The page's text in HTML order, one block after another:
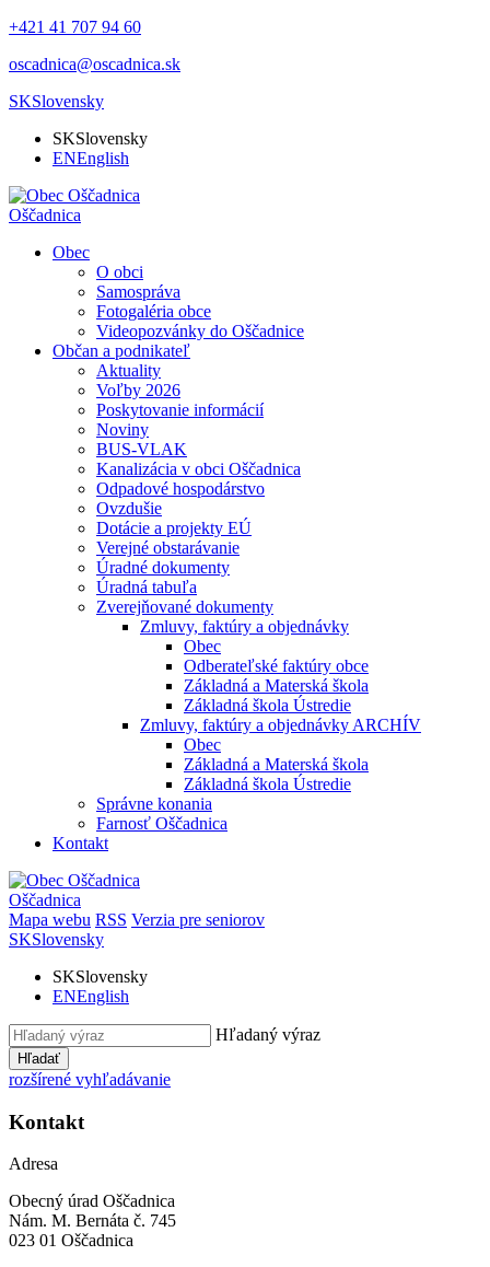
+421 41 707 94 60
oscadnica@oscadnica.sk
SKSlovensky
SKSlovensky
ENEnglish
Oščadnica
Obec
O obci
Samospráva
Fotogaléria obce
Videopozvánky do Oščadnice
Občan a podnikateľ
Aktuality
Voľby 2026
Poskytovanie informácií
Noviny
BUS-VLAK
Kanalizácia v obci Oščadnica
Odpadové hospodárstvo
Ovzdušie
Dotácie a projekty EÚ
Verejné obstarávanie
Úradné dokumenty
Úradná tabuľa
Zverejňované dokumenty
Zmluvy, faktúry a objednávky
Obec
Odberateľské faktúry obce
Základná a Materská škola
Základná škola Ústredie
Zmluvy, faktúry a objednávky ARCHÍV
Obec
Základná a Materská škola
Základná škola Ústredie
Správne konania
Farnosť Oščadnica
Kontakt
Oščadnica
Mapa webu RSS Verzia pre seniorov
SKSlovensky
SKSlovensky
ENEnglish
Hľadaný výraz
Hľadať
rozšírené vyhľadávanie
Kontakt
Adresa
Obecný úrad Oščadnica
Nám. M. Bernáta č. 745
023 01 Oščadnica